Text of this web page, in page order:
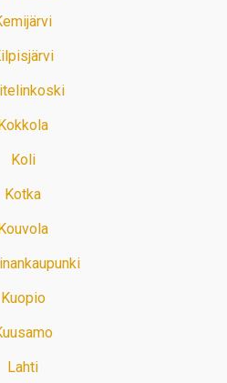
Koli
Kotka
Kuopio
Lahti